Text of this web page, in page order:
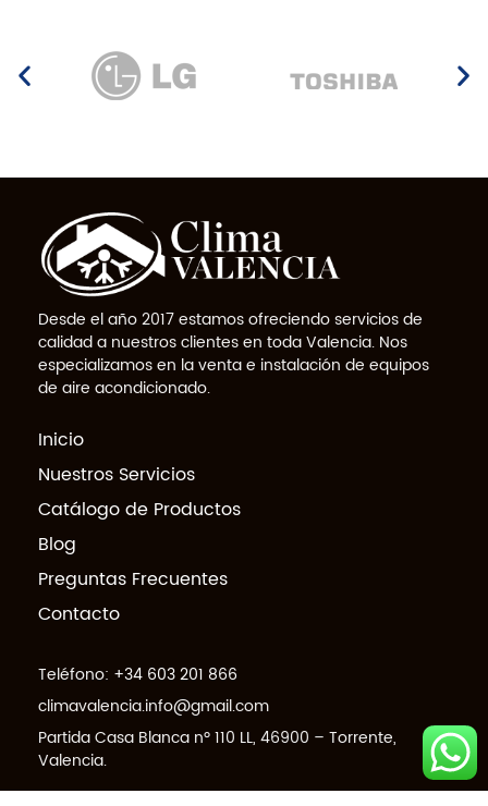
Desde el año 2017 estamos ofreciendo servicios de
calidad a nuestros clientes en toda Valencia. Nos
especializamos en la venta e instalación de equipos
de aire acondicionado.
Inicio
Nuestros Servicios
Catálogo de Productos
Blog
Preguntas Frecuentes
Contacto
Teléfono: +34 603 201 866
climavalencia.info@gmail.com
Partida Casa Blanca nº 110 LL, 46900 – Torrente,
Valencia.